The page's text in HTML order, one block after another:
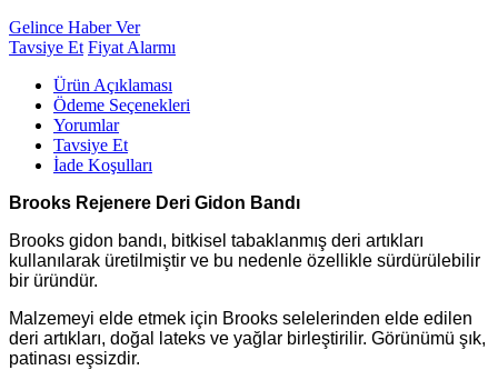
Gelince Haber Ver
Tavsiye Et Fiyat Alarmı
Ürün Açıklaması
Ödeme Seçenekleri
Yorumlar
Tavsiye Et
İade Koşulları
Brooks Rejenere Deri Gidon Bandı
Brooks gidon bandı, bitkisel tabaklanmış deri artıkları
kullanılarak üretilmiştir ve bu nedenle özellikle sürdürülebilir
bir üründür.
Malzemeyi elde etmek için Brooks selelerinden elde edilen
deri artıkları, doğal lateks ve yağlar birleştirilir. Görünümü şık,
patinası eşsizdir.